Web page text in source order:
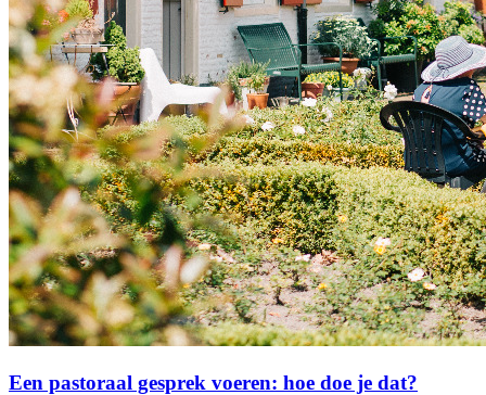
Een pastoraal gesprek voeren: hoe doe je dat?